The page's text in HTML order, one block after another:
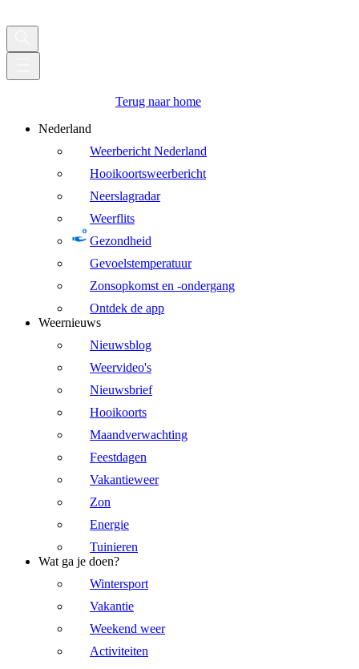
Terug naar home
Nederland
Weerbericht Nederland
Hooikoortsweerbericht
Neerslagradar
Weerflits
Gezondheid
Gevoelstemperatuur
Zonsopkomst en -ondergang
Ontdek de app
Weernieuws
Nieuwsblog
Weervideo's
Nieuwsbrief
Hooikoorts
Maandverwachting
Feestdagen
Vakantieweer
Zon
Energie
Tuinieren
Wat ga je doen?
Wintersport
Vakantie
Weekend weer
Activiteiten